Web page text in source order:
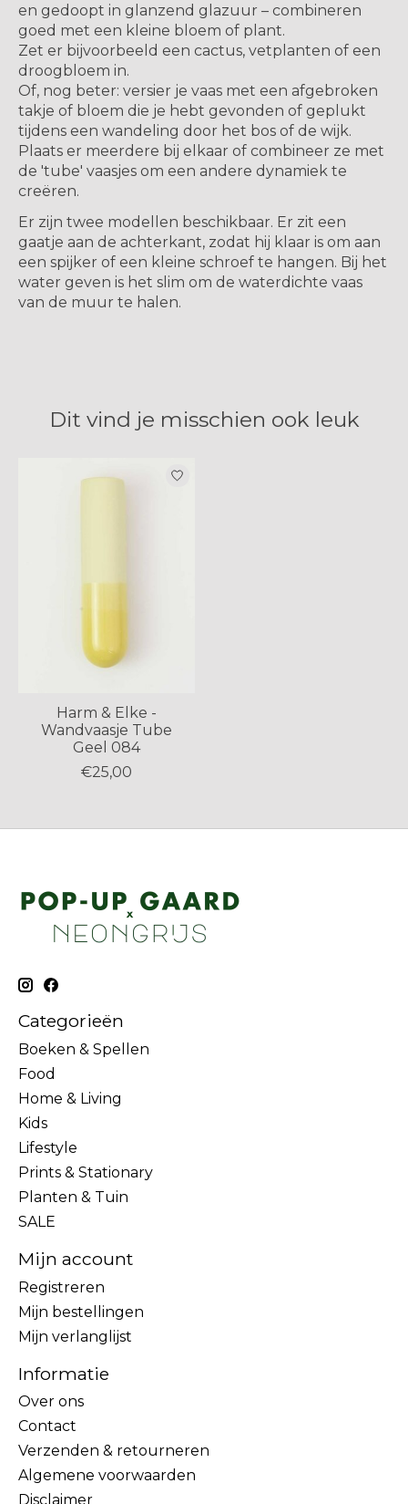
en gedoopt in glanzend glazuur – combineren
goed met een kleine bloem of plant.
Zet er bijvoorbeeld een cactus, vetplanten of een
droogbloem in.
Of, nog beter: versier je vaas met een afgebroken
takje of bloem die je hebt gevonden of geplukt
tijdens een wandeling door het bos of de wijk.
Plaats er meerdere bij elkaar of combineer ze met
de 'tube' vaasjes om een andere dynamiek te
creëren.
Er zijn twee modellen beschikbaar. Er zit een
gaatje aan de achterkant, zodat hij klaar is om aan
een spijker of een kleine schroef te hangen. Bij het
water geven is het slim om de waterdichte vaas
van de muur te halen.
Dit vind je misschien ook leuk
Items van productcarrousel
Harm & Elke -
Wandvaasje Tube
Geel 084
€25,00
Categorieën
Boeken & Spellen
Food
Home & Living
Kids
Lifestyle
Prints & Stationary
Planten & Tuin
SALE
Mijn account
Registreren
Mijn bestellingen
Mijn verlanglijst
Informatie
Over ons
Contact
Verzenden & retourneren
Algemene voorwaarden
Disclaimer